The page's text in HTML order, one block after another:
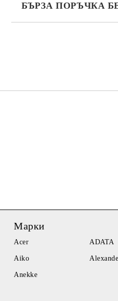
БЪРЗА ПОРЪЧКА
Марки
Acer ADATA
Aiko
Anekke